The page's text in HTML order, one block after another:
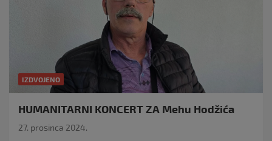
IZDVOJENO
HUMANITARNI KONCERT ZA Mehu Hodžića
27. prosinca 2024.